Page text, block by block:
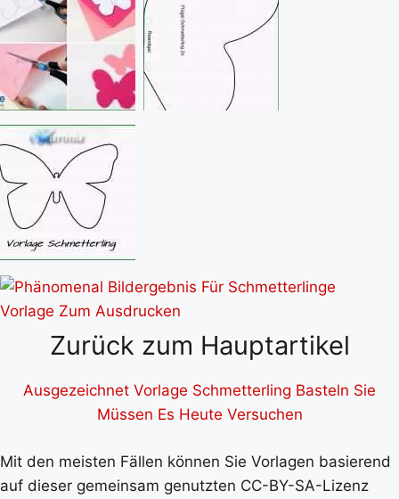
Zurück zum Hauptartikel
Ausgezeichnet Vorlage Schmetterling Basteln Sie
Müssen Es Heute Versuchen
Mit den meisten Fällen können Sie Vorlagen basierend
auf dieser gemeinsam genutzten CC-BY-SA-Lizenz